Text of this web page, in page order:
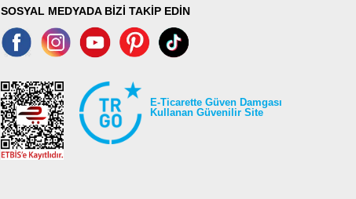
SOSYAL MEDYADA BİZİ TAKİP EDİN
E-Ticarette Güven Damgası
Kullanan Güvenilir Site